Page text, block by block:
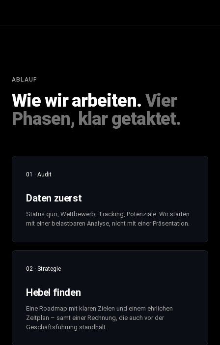
ABLAUF
Wie wir arbeiten. Vier
Phasen, klar getaktet.
01 · Audit
Daten zuerst
Status quo, Wettbewerb, Tracking, Potenziale. Wir starten
mit einer belastbaren Analyse, nicht mit einer Präsentation.
02 · Strategie
Hebel finden
Eine Roadmap mit klaren Zielen und einem ehrlichen
Zeitplan – samt einer Rechnung, die auch vor der
Geschäftsführung standhält.